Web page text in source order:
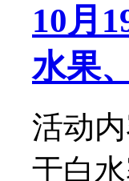
10月
水果
活动
于白